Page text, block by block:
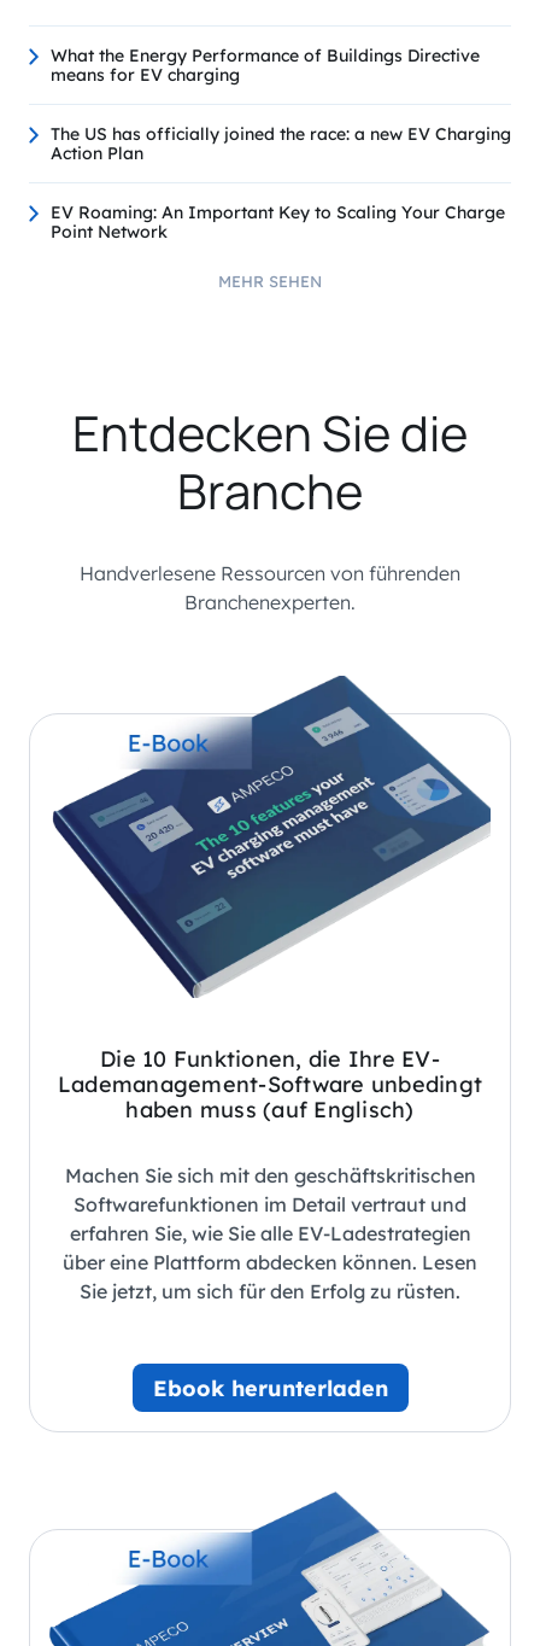
What the Energy Performance of Buildings Directive
means for EV charging
The US has officially joined the race: a new EV Charging
Action Plan
EV Roaming: An Important Key to Scaling Your Charge
Point Network
MEHR SEHEN
Entdecken Sie die
Branche
Handverlesene Ressourcen von führenden
Branchenexperten.
Die 10 Funktionen, die Ihre EV-
Lademanagement-Software unbedingt
haben muss (auf Englisch)
Machen Sie sich mit den geschäftskritischen
Softwarefunktionen im Detail vertraut und
erfahren Sie, wie Sie alle EV-Ladestrategien
über eine Plattform abdecken können. Lesen
Sie jetzt, um sich für den Erfolg zu rüsten.
Ebook herunterladen